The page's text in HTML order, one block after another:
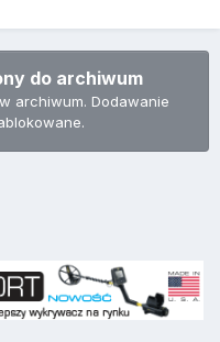
do archiwum
archiwum. Dodawanie